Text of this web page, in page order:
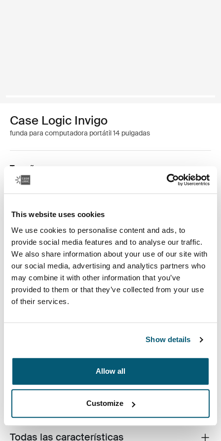
This website uses cookies
We use cookies to personalise content and ads, to
provide social media features and to analyse our traffic.
We also share information about your use of our site with
our social media, advertising and analytics partners who
may combine it with other information that you’ve
provided to them or that they’ve collected from your use
of their services.
Show details
Allow all
Customize
Case Logic Invigo
funda para computadora portátil 14 pulgadas
Tamaño
13 pulgadas 14 pulgadas
Case Logic está fabricada con materiales reciclados y
forma ecológica de proteger su computadora portátil.
Toggle overview
Descripción del producto
Toggle features
Todas las características